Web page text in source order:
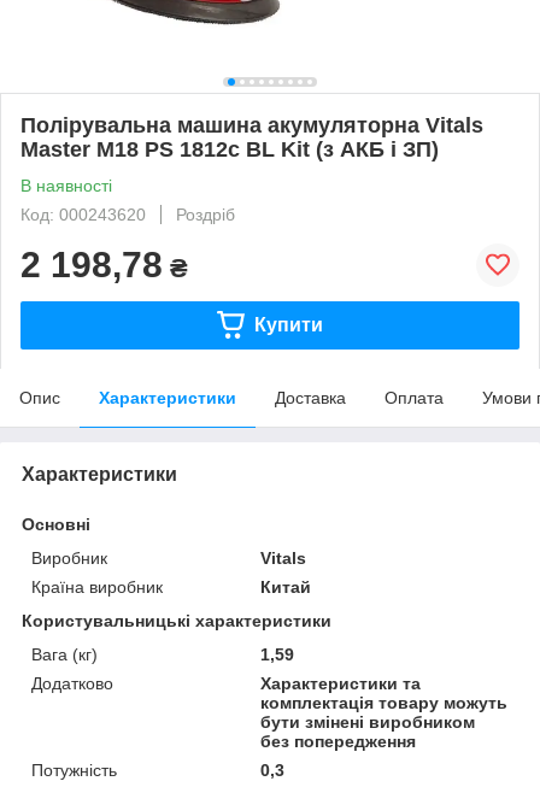
Полірувальна машина акумуляторна Vitals
Master M18 PS 1812c BL Kit (з АКБ і ЗП)
В наявності
Код: 000243620
Роздріб
2 198,78 ₴
Купити
Опис Характеристики Доставка Оплата Умови
Характеристики
Основні
Виробник
Vitals
Країна виробник
Китай
Користувальницькі характеристики
Вага (кг)
1,59
Додатково
Характеристики та
комплектація товару можуть
бути змінені виробником
без попередження
Потужність
0,3